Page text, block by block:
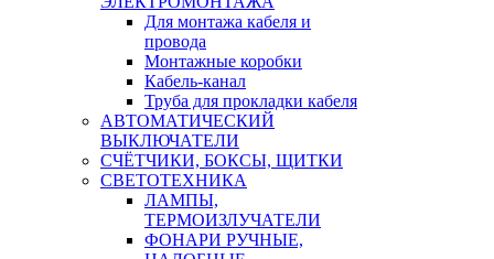
Для монтажа кабеля и
провода
Монтажные коробки
Кабель-канал
Труба для прокладки кабеля
АВТОМАТИЧЕСКИЙ
ВЫКЛЮЧАТЕЛИ
СЧЁТЧИКИ, БОКСЫ, ЩИТКИ
СВЕТОТЕХНИКА
ЛАМПЫ,
ТЕРМОИЗЛУЧАТЕЛИ
ФОНАРИ РУЧНЫЕ,